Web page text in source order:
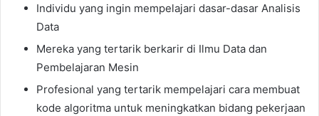
Individu yang ingin mempelajari dasar-dasar Analisis
Data
Mereka yang tertarik berkarir di Ilmu Data dan
Pembelajaran Mesin
Profesional yang tertarik mempelajari cara membuat
kode algoritma untuk meningkatkan bidang pekerjaan